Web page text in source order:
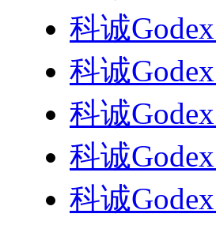
科诚
科诚
科诚
科诚
科诚